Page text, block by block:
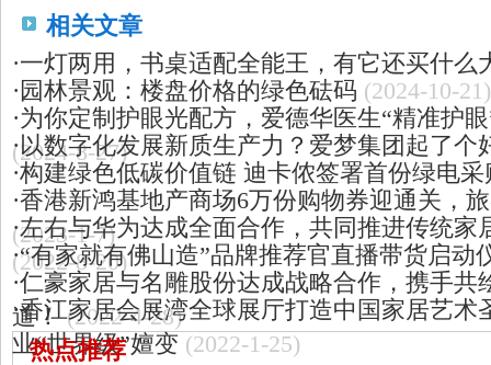
相关文章
·一灯两用，书桌适配全能王，有它还买什么
· 园林景观：楼盘价格的绿色砝码 (2024-10-21)
·为你定制护眼光配方，爱德华医生“精准护
(2024-8-27)
·以数字化发展新质生产力？爱梦集团起了个
·构建绿色低碳价值链 迪卡侬签署首份绿电采
·香港新鸿基地产商场6万份购物券迎通关，
(2023-1-7)
·左右与华为达成全面合作，共同推进传统家
(2022-8-20)
·“有家就有佛山造”品牌推荐官直播带货启动
·仁豪家居与名雕股份达成战略合作，携手共
道！ (2022-4-28)
·香江家居会展湾全球展厅打造中国家居艺术
业“世界级”嬗变 (2022-1-25)
热点推荐